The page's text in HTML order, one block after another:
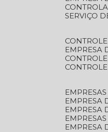
SERVIÇO